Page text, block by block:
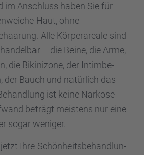
im Anschluss haben Sie für
Haut, ohne
Alle Körper­areale sind
– die Beine, die Arme,
die Bikini­zone, der Intim­be­
der Bauch und natür­lich das
ist keine Narkose
beträgt meistens nur eine
sogar weniger.
Ihre Schön­heits­be­hand­lun­